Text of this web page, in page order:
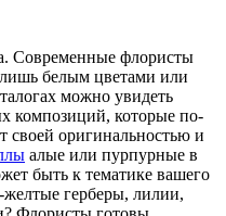
Современные флористы
белым цветами или
можно увидеть
композиций, которые по-
своей оригинальностью и
алые или пурпурные в
быть к тематике вашего
желтые герберы, лилии,